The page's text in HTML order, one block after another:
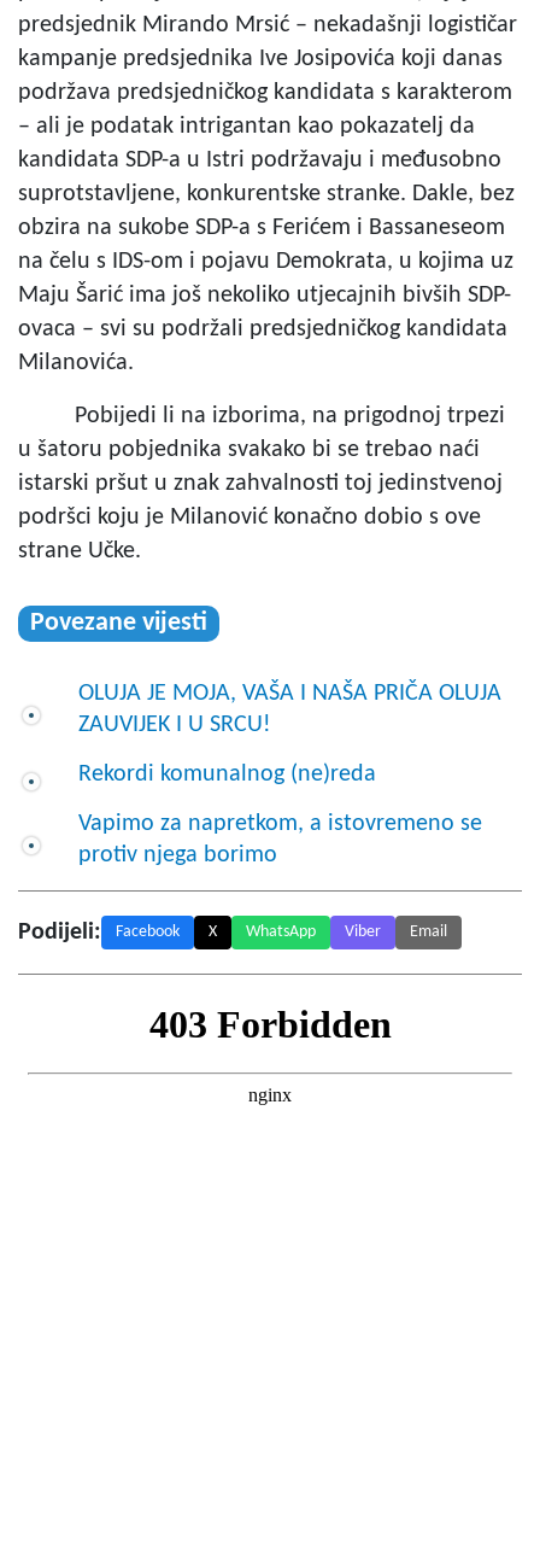
predsjednik Mirando Mrsić – nekadašnji logističar
kampanje predsjednika Ive Josipovića koji danas
podržava predsjedničkog kandidata s karakterom
– ali je podatak intrigantan kao pokazatelj da
kandidata SDP-a u Istri podržavaju i međusobno
suprotstavljene, konkurentske stranke. Dakle, bez
obzira na sukobe SDP-a s Ferićem i Bassaneseom
na čelu s IDS-om i pojavu Demokrata, u kojima uz
Maju Šarić ima još nekoliko utjecajnih bivših SDP-
ovaca – svi su podržali predsjedničkog kandidata
Milanovića.
Pobijedi li na izborima, na prigodnoj trpezi
u šatoru pobjednika svakako bi se trebao naći
istarski pršut u znak zahvalnosti toj jedinstvenoj
podršci koju je Milanović konačno dobio s ove
strane Učke.
Povezane vijesti
OLUJA JE MOJA, VAŠA I NAŠA PRIČA OLUJA
ZAUVIJEK I U SRCU!
Rekordi komunalnog (ne)reda
Vapimo za napretkom, a istovremeno se
protiv njega borimo
Podijeli: Facebook X WhatsApp Viber Email